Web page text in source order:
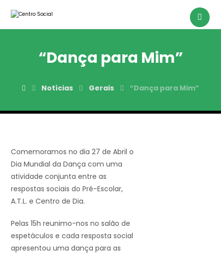
“Dança para Mim”
Notícias Gerais “Dança para Mim”
Comemoramos no dia 27 de Abril o
Dia Mundial da Dança com uma
atividade conjunta entre as
respostas sociais do Pré-Escolar,
A.T.L. e Centro de Dia.
Pelas 15h reunimo-nos no salão de
espetáculos e cada resposta social
apresentou uma dança para as